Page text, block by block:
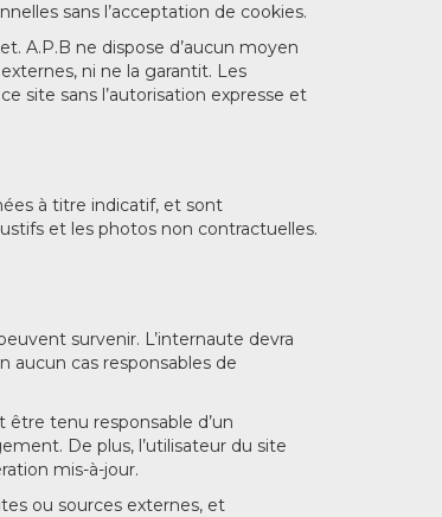
sans l’acceptation de cookies.
A.P.B ne dispose d’aucun moyen
ni ne la garantit. Les
site sans l’autorisation expresse et
à titre indicatif, et sont
et les photos non contractuelles.
survenir. L’internaute devra
aucun cas responsables de
être tenu responsable d’un
De plus, l’utilisateur du site
mis-à-jour.
ou sources externes, et